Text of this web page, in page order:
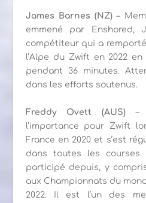
James Barnes (NZ) –
emmené par Enshored,
compétiteur qui a
l’Alpe du Zwift en 2022
pendant 36 minutes.
dans les efforts soutenus.
Freddy Ovett (AUS)–
l’importance pour Zwift
France en 2020 et s’est
dans toutes les
participé depuis, y
aux Championnats du
2022. Il est l’un des